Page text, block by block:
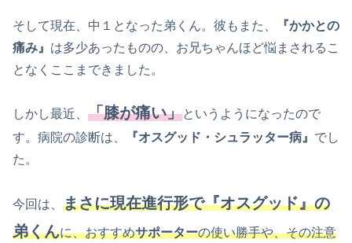
そして現在、中１となった弟くん。彼もまた、
『かかとの
痛み』 は多少あったものの、お兄ちゃんほど悩まされるこ
となくここまできました。
しかし最近、 「膝が痛い」というようになったので
す。病院の診断は、
『オスグッド・シュラッター病』 でし
た。
今回は、 まさに現在進行形で『オスグッド』の
弟くんに、おすすめサポーターの使い勝手や、その注意